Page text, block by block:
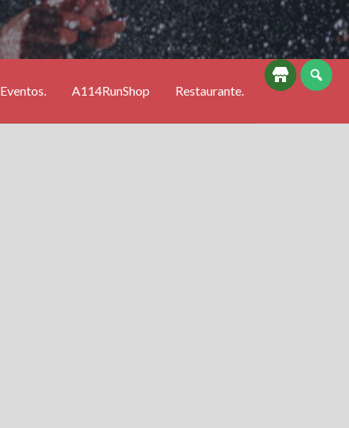
Eventos. A114RunShop Restaurante.